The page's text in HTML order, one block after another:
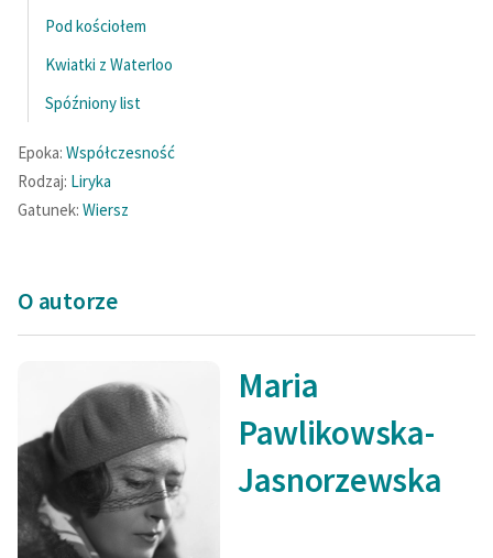
Pod kościołem
Kwiatki z Waterloo
Spóźniony list
Epoka: Współczesność
Rodzaj: Liryka
Gatunek: Wiersz
O autorze
Maria
Pawlikowska-
Jasnorzewska